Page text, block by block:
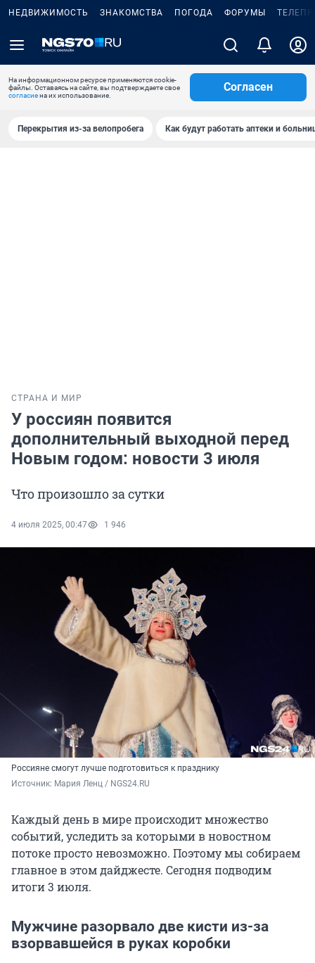
НЕДВИЖИМОСТЬ ЗНАКОМСТВА ПОГОДА ФОРУМЫ
На информационном ресурсе применяются cookie-
файлы. Оставаясь на сайте, вы подтверждаете свое
согласиена их использование.
Согласен
Перекрытия из-за велопробега Как будут работать аптеки и
СТРАНА И МИР
У россиян появится
дополнительный выходной перед
Новым годом: новости 3 июля
Что произошло за сутки
4 июля 2025, 00:47 1 946
Россияне смогут лучше подготовиться к празднику
Источник: Мария Ленц / NGS24.RU
Каждый день в мире происходит множество
событий, уследить за которыми в новостном
потоке просто невозможно. Поэтому мы собираем
главное в этом дайджесте. Сегодня подводим
итоги 3 июля.
Мужчине разорвало две кисти из-за
взорвавшейся в руках коробки